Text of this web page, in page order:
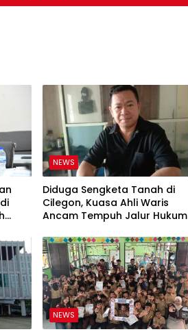
NEWS
Diduga Sengketa Tanah di
Cilegon, Kuasa Ahli Waris
Ancam Tempuh Jalur Hukum
NEWS